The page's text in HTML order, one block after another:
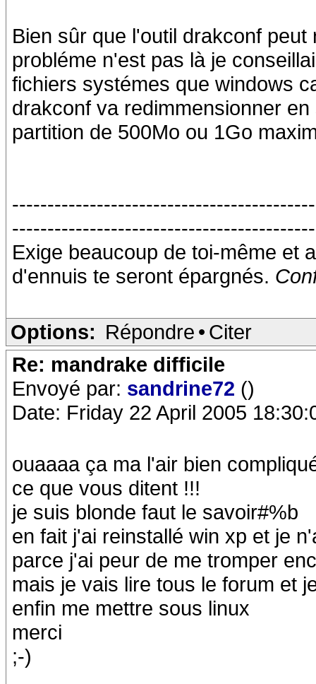
Bien sûr que l'outil drakconf
probléme n'est pas là je
fichiers systémes que windows
drakconf va redimmensionner
partition de 500Mo ou 1Go
Exige beaucoup de toi-même et
d'ennuis te seront épargnés.
Options: Répondre • Citer
Re: mandrake difficile
Envoyé par: sandrine72 ()
Date: Friday 22 April 2005
ouaaaa ça ma l'air bien
ce que vous ditent !!!
je suis blonde faut le savoir#%b
en fait j'ai reinstallé win xp et je
parce j'ai peur de me tromper
mais je vais lire tous le forum et
enfin me mettre sous linux
merci
;-)